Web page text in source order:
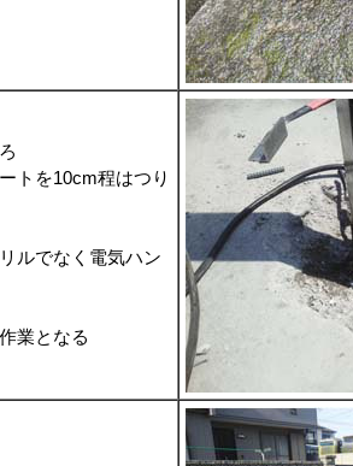
トを10cm程はつり
ルでなく電気ハン
業となる